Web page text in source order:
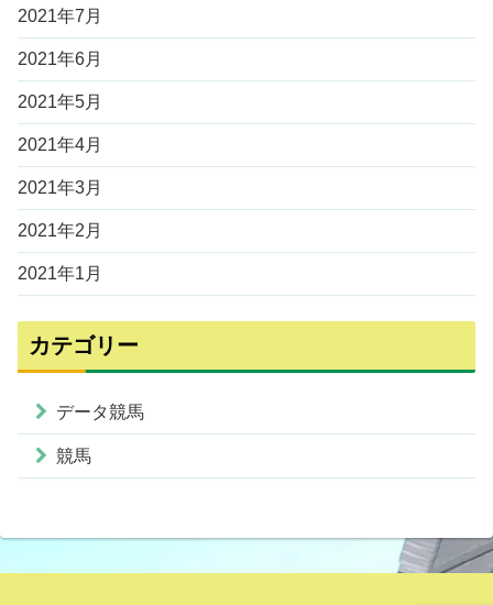
2021年7月
2021年6月
2021年5月
2021年4月
2021年3月
2021年2月
2021年1月
カテゴリー
データ競馬
競馬